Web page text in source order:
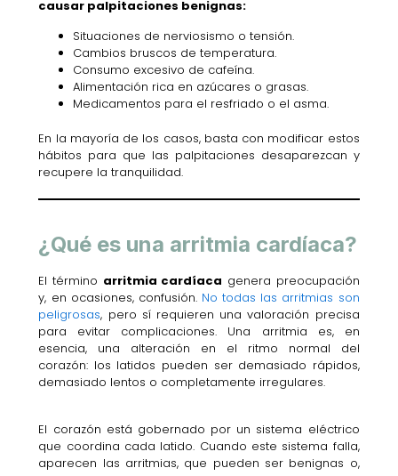
causar palpitaciones benignas:
Situaciones de nerviosismo o tensión.
Cambios bruscos de temperatura.
Consumo excesivo de cafeína.
Alimentación rica en azúcares o grasas.
Medicamentos para el resfriado o el asma.
En la mayoría de los casos, basta con modificar estos
hábitos para que las palpitaciones desaparezcan y
recupere la tranquilidad.
¿Qué es una arritmia cardíaca?
El término arritmia cardíaca genera preocupación
y, en ocasiones, confusión. No todas las arritmias son
peligrosas, pero sí requieren una valoración precisa
para evitar complicaciones. Una arritmia es, en
esencia, una alteración en el ritmo normal del
corazón: los latidos pueden ser demasiado rápidos,
demasiado lentos o completamente irregulares.
El corazón está gobernado por un sistema eléctrico
que coordina cada latido. Cuando este sistema falla,
aparecen las arritmias, que pueden ser benignas o,